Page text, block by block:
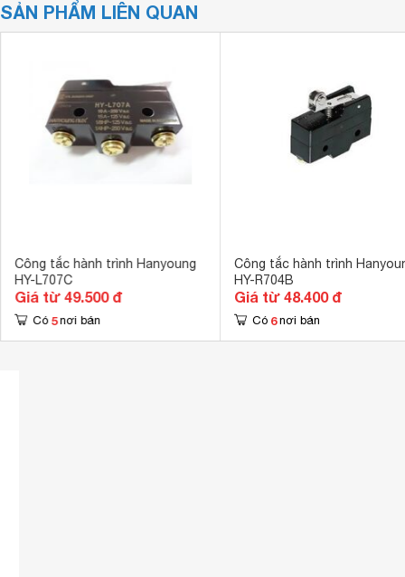
SẢN PHẨM LIÊN QUAN
Công tắc hành trình Hanyoung
HY-L707C
Giá từ 49.500 đ
Có 5 nơi bán
Công tắc hành trình
HY-R704B
Giá từ 48.400 đ
Có 6 nơi bán